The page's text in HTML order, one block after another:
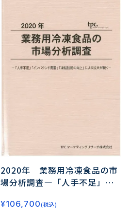
2020年 業務用冷凍食品の市
場分析調査―「人手不足」
技術の向上」により拡大が続
¥106,700(税込)